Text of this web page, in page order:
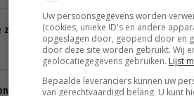
RvS
onderuit
18-09-2014
Houten
Kabinet:
Uw persoonsgegevens worden
(cookies, unieke ID's en andere
opgeslagen door, geopend door en
door deze site worden gebruikt. Wij
geolocatiegegevens gebruiken. Lijst
Bepaalde leveranciers kunnen uw
van gerechtvaardigd belang. U kunt